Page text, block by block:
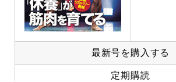
最新号を購入する
定期購読